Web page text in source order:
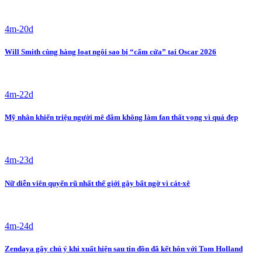
4m-20d
Will Smith cùng hàng loạt ngôi sao bị “cấm cửa” tại Oscar 2026
4m-22d
Mỹ nhân khiến triệu người mê đắm không làm fan thất vọng vì quá đẹp
4m-23d
Nữ diễn viên quyến rũ nhất thế giới gây bất ngờ vì cát-xê
4m-24d
Zendaya gây chú ý khi xuất hiện sau tin đồn đã kết hôn với Tom Holland